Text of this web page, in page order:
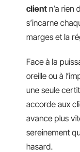
client n’a rien
s’incarne
marges et la
Face à la
oreille ou à
une seule
accorde aux
avance plus
sereinement
hasard.